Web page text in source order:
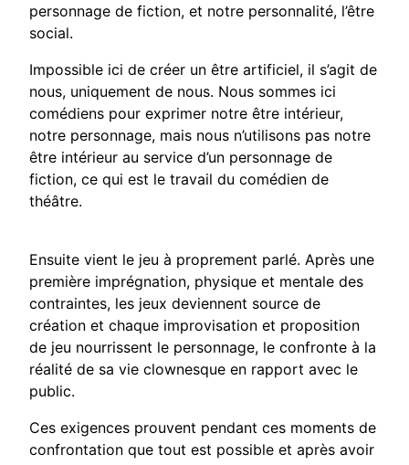
personnage de fiction, et notre personnalité, l’être
social.
Impossible ici de créer un être artificiel, il s’agit de
nous, uniquement de nous. Nous sommes ici
comédiens pour exprimer notre être intérieur,
notre personnage, mais nous n’utilisons pas notre
être intérieur au service d’un personnage de
fiction, ce qui est le travail du comédien de
théâtre.
Ensuite vient le jeu à proprement parlé. Après une
première imprégnation, physique et mentale des
contraintes, les jeux deviennent source de
création et chaque improvisation et proposition
de jeu nourrissent le personnage, le confronte à la
réalité de sa vie clownesque en rapport avec le
public.
Ces exigences prouvent pendant ces moments de
confrontation que tout est possible et après avoir